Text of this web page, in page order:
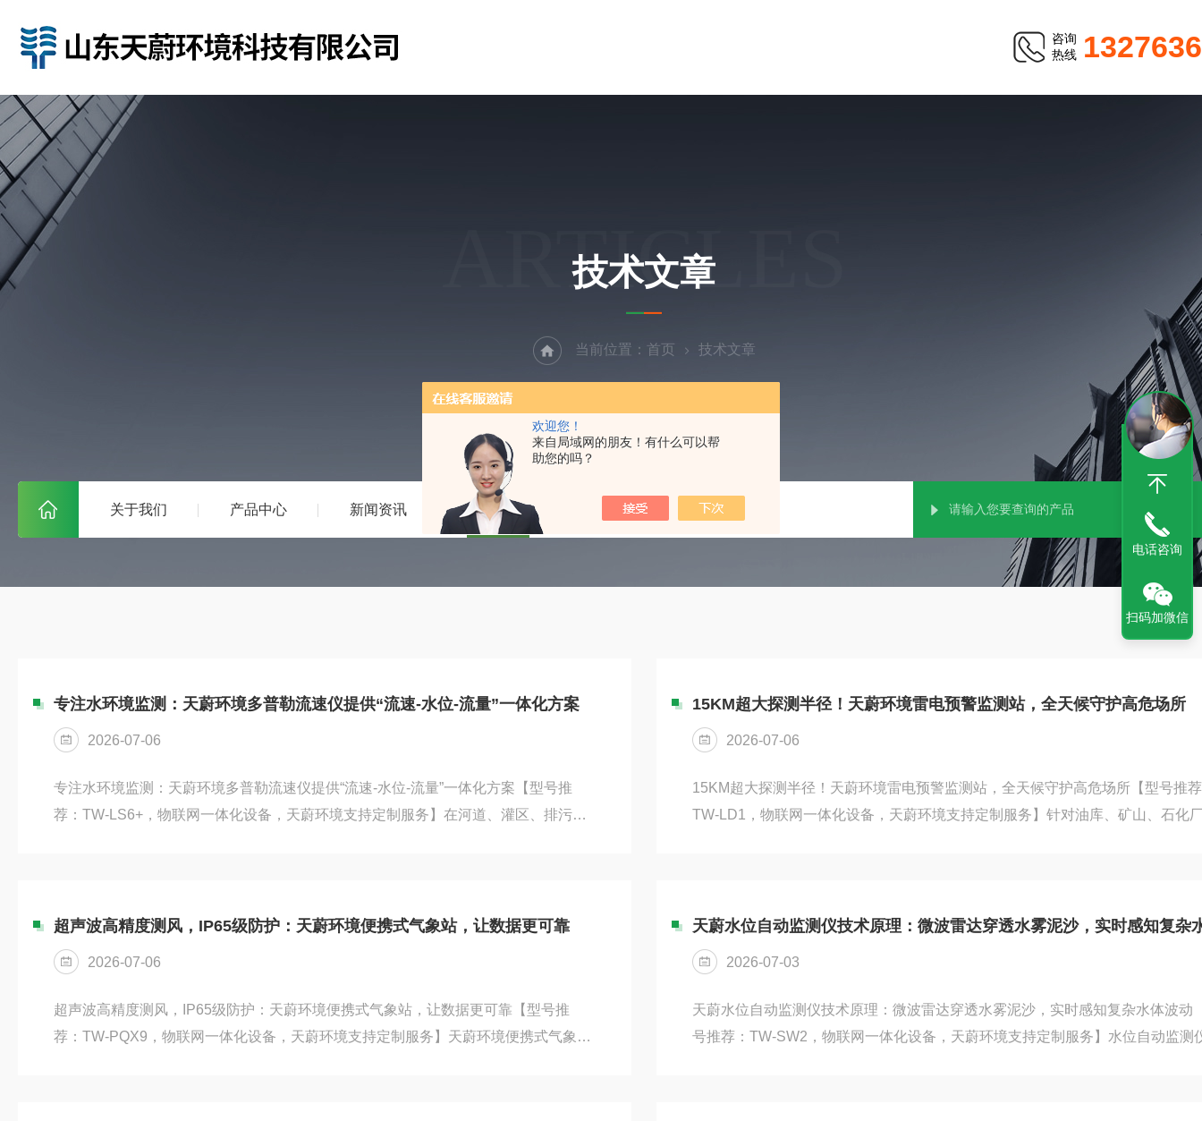
欢迎您！
来自局域网的朋友！有什么可以帮
助您的吗？
咨询
热线
关于我们 产品中心 新闻资讯 技术文章 在线留言 联系我们
ARTICLES
技术文章
当前位置： 首页 技术文章
专注水环境监测：天蔚环境多普勒流速仪提供“流速-水位-流量”一体化方案
2026-07-06
专注水环境监测：天蔚环境多普勒流速仪提供“流速-水位-流量”一体化方案【型号推
荐：TW-LS6+，物联网一体化设备，天蔚环境支持定制服务】在河道、灌区、排污口
传感单元侵入水体，从根源规避高含沙水体磨损、水草缠绕、漂浮物撞击等常见故
障，依托多普勒频移原理精...
15KM超大探测半径！天蔚环境雷电预警监测站，全天候守护高危场所
2026-07-06
15KM超大探测半径！天蔚环境雷电预警监测站，全天候守护高危场所【型号推
TW-LD1，物联网一体化设备，天蔚环境支持定制服务】针对油库、矿山、石化
件，可精准捕捉半径15公里范围内雷云的电场动态变化，测量范围覆盖-100kV/m
100kV/m，...
超声波高精度测风，IP65级防护：天蔚环境便携式气象站，让数据更可靠
2026-07-06
超声波高精度测风，IP65级防护：天蔚环境便携式气象站，让数据更可靠【型号推
荐：TW-PQX9，物联网一体化设备，天蔚环境支持定制服务】天蔚环境便携式气象站
2026-07-03
天蔚水位自动监测仪技术原理：微波雷达穿透水雾泥沙，实时感知复杂水体波动
号推荐：TW-SW2，物联网一体化设备，天蔚环境支持定制服务】水位自动监测
电话咨询
扫码加微信